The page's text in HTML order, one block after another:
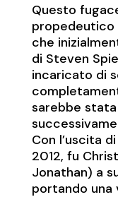
Questo
propedeutico
che
di Steven
incaricato di
sarebbe
Con l’uscita
2012, fu
Jonathan) a
portando una